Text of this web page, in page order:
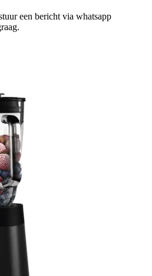
een bericht via whatsapp